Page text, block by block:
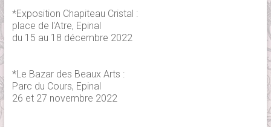
*Exposition Chapiteau Cristal :
place de l'Atre, Epinal
du 15 au 18 décembre 2022
*Le Bazar des Beaux Arts :
Parc du Cours, Epinal
26 et 27 novembre 2022